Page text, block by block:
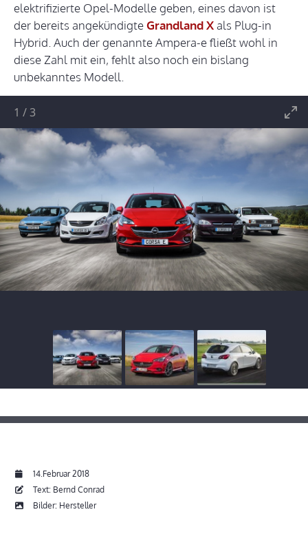
elektrifizierte Opel-Modelle geben, eines davon ist
der bereits angekündigteGrandland Xals Plug-in
Hybrid. Auch der genannte Ampera-e fließt wohl in
diese Zahl mit ein, fehlt also noch ein bislang
unbekanntes Modell.
1 /3
14.Februar 2018
Text: Bernd Conrad
Bilder: Hersteller